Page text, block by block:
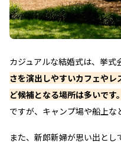
カジュアルな結婚式は、挙式
さを演出しやすいカフェや
ど候補となる場所は多いです。
ですが、キャンプ場や船上な
また、新郎新婦が思い出と